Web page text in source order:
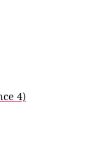
4)